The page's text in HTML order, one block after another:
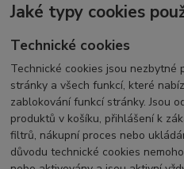
Jaké typy cookies
Technické cookies
Technické cookies jsou
stránky a všech funkcí, které
zablokování funkcí stránky. Jsou
produktů v košíku, přihlášení k
filtrů, nákupní proces nebo
důvodu technické cookies